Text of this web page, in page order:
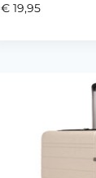
€ 19,95